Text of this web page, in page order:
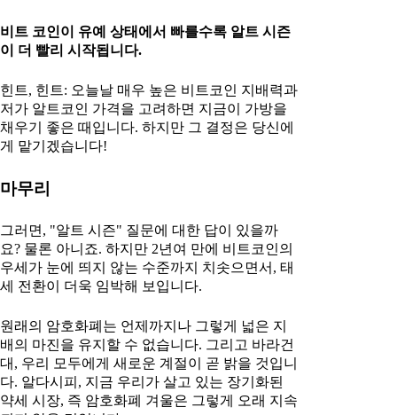
비트 코인이 유예 상태에서 빠를수록 알트 시즌
이 더 빨리 시작됩니다.
힌트, 힌트: 오늘날 매우 높은 비트코인 지배력과
저가 알트코인 가격을 고려하면 지금이 가방을
채우기 좋은 때입니다. 하지만 그 결정은 당신에
게 맡기겠습니다!
마무리
그러면, "알트 시즌" 질문에 대한 답이 있을까
요? 물론 아니죠. 하지만 2년여 만에 비트코인의
우세가 눈에 띄지 않는 수준까지 치솟으면서, 태
세 전환이 더욱 임박해 보입니다.
원래의 암호화폐는 언제까지나 그렇게 넓은 지
배의 마진을 유지할 수 없습니다. 그리고 바라건
대, 우리 모두에게 새로운 계절이 곧 밝을 것입니
다. 알다시피, 지금 우리가 살고 있는 장기화된
약세 시장, 즉 암호화폐 겨울은 그렇게 오래 지속